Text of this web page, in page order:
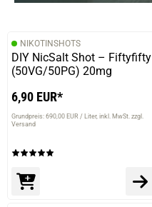
NIKOTINSHOTS
DIY NicSalt Shot – Fiftyfifty
(50VG/50PG) 20mg
6,90 EUR*
Grundpreis: 690,00 EUR / Liter inkl. MwSt. zzgl.
Versand